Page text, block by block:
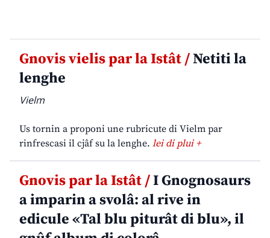
Gnovis vielis par la Istât /Netiti la
lenghe
Vielm
Us tornin a proponi une rubricute di Vielm par
rinfrescasi il cjâf su la lenghe. lei di plui +
Gnovis par la Istât /I Gnognosaurs
a imparin a svolâ: al rive in
edicule «Tal blu piturât di blu», il